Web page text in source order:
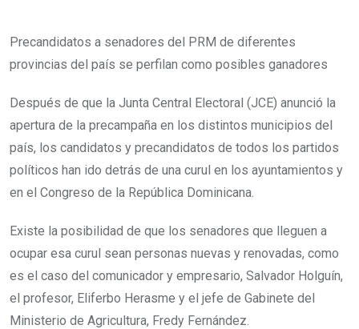
Precandidatos a senadores del PRM de diferentes
provincias del país se perfilan como posibles ganadores
Después de que la Junta Central Electoral (JCE) anunció la
apertura de la precampaña en los distintos municipios del
país, los candidatos y precandidatos de todos los partidos
políticos han ido detrás de una curul en los ayuntamientos y
en el Congreso de la República Dominicana.
Existe la posibilidad de que los senadores que lleguen a
ocupar esa curul sean personas nuevas y renovadas, como
es el caso del comunicador y empresario, Salvador Holguín,
el profesor, Eliferbo Herasme y el jefe de Gabinete del
Ministerio de Agricultura, Fredy Fernández.